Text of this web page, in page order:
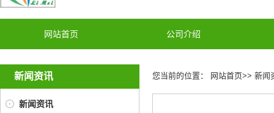
网站首页 公司介绍
新闻资讯
新闻资讯
您当前的位置： 网站首页>> 新闻